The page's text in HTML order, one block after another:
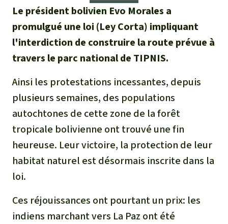
L'huile de palme
Les aires protégées
La forêt tropicale
Le bois tropical
Les biocarburants
L’aluminium
L'or
Transparence
Questions fréquentes
Rapports annuels
Mentions légales
Communiqués
Deutsch
Español
Italiano
Português
Indonesia
Protection des forêts tropicales
Soutien aux activistes
Asie du Sud-Est
Afrique
Le président bolivien Evo Morales a
promulgué une loi (Ley Corta) impliquant
l'interdiction de construire la route prévue à
travers le parc national de TIPNIS.
Ainsi les protestations incessantes, depuis
plusieurs semaines, des populations
autochtones de cette zone de la forêt
tropicale bolivienne ont trouvé une fin
heureuse. Leur victoire, la protection de leur
habitat naturel est désormais inscrite dans la
loi.
Ces réjouissances ont pourtant un prix: les
indiens marchant vers La Paz ont été